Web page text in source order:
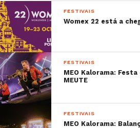
FESTIVAIS
Womex 22 está a
FESTIVAIS
MEO Kalorama:
MEUTE
FESTIVAIS
MEO Kalorama: